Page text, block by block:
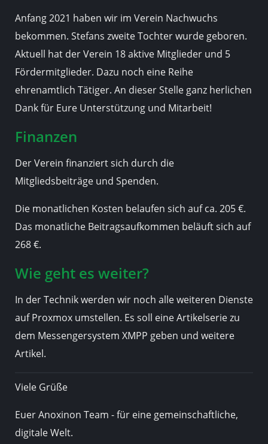
Anfang 2021 haben wir im Verein Nachwuchs
bekommen. Stefans zweite Tochter wurde geboren.
Aktuell hat der Verein 18 aktive Mitglieder und 5
Fördermitglieder. Dazu noch eine Reihe
ehrenamtlich Tätiger. An dieser Stelle ganz herlichen
Dank für Eure Unterstützung und Mitarbeit!
Finanzen
Der Verein finanziert sich durch die
Mitgliedsbeiträge und Spenden.
Die monatlichen Kosten belaufen sich auf ca. 205 €.
Das monatliche Beitragsaufkommen beläuft sich auf
268 €.
Wie geht es weiter?
In der Technik werden wir noch alle weiteren Dienste
auf Proxmox umstellen. Es soll eine Artikelserie zu
dem Messengersystem XMPP geben und weitere
Artikel.
Viele Grüße
Euer Anoxinon Team - für eine gemeinschaftliche,
digitale Welt.